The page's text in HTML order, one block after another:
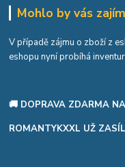
Mohlo by vás
V případě zájmu o zboží z
eshopu nyní probíhá
🚚 DOPRAVA ZDARMA
ROMANTYKXXL UŽ